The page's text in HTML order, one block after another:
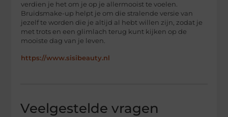
verdien je het om je op je allermooist te voelen.
Bruidsmake-up helpt je om die stralende versie van
jezelf te worden die je altijd al hebt willen zijn, zodat je
met trots en een glimlach terug kunt kijken op de
mooiste dag van je leven.
https://www.sisibeauty.nl
Veelgestelde vragen